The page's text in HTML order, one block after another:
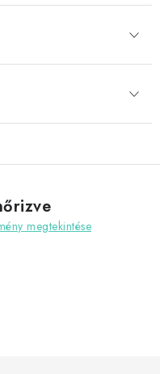
megtekintése